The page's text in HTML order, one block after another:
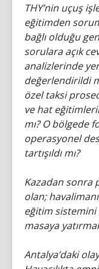
THY’nin uçuş
eğitimden
bağlı olduğu
sorulara açık
analizlerinde
değerlendirildi
özel taksi
ve hat
mı? O bölgede
operasyonel
tartışıldı mı?
Kazadan sonra
olan;
eğitim sistemini
masaya
Antalya’daki